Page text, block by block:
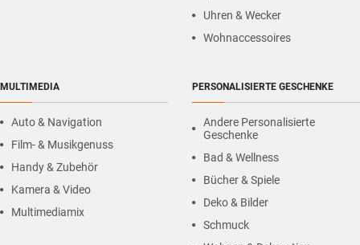
Uhren & Wecker
Wohnaccessoires
MULTIMEDIA
Auto & Navigation
Film- & Musikgenuss
Handy & Zubehör
Kamera & Video
Multimediamix
PERSONALISIERTE GESCHENKE
Andere Personalisierte
Geschenke
Bad & Wellness
Bücher & Spiele
Deko & Bilder
Schmuck